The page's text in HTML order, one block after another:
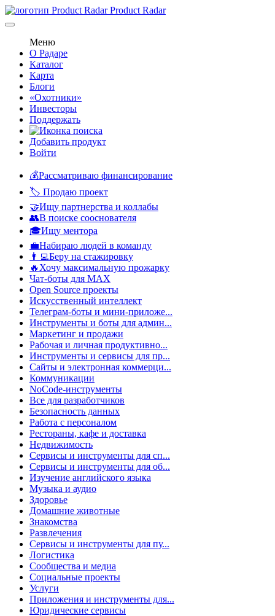
Product Radar
Меню
О Радаре
Каталог
Карта
Блоги
«Охотники»
Инвесторы
Поддержать
Добавить продукт
Войти
💰Рассматриваю финансирование
🏷️ Продаю проект
🤝Ищу партнерства и коллабы
👥В поиске сооснователя
🎓Ищу ментора
💼Набираю людей в команду
👨‍💻Беру на стажировку
🔥Хочу максимальную прожарку
Чат-боты для MAX
Open Source проекты
Искусственный интеллект
Телеграм-боты и мини-приложе...
Инструменты и боты для админ...
Маркетинг и продажи
Рабочая и личная продуктивно...
Инструменты и сервисы для пр...
Сайты и электронная коммерци...
Коммуникации
NoCode-инструменты
Все для разработчиков
Безопасность данных
Работа с персоналом
Рестораны, кафе и доставка
Недвижимость
Сервисы и инструменты для сп...
Сервисы и инструменты для об...
Изучение английского языка
Музыка и аудио
Здоровье
Домашние животные
Знакомства
Развлечения
Сервисы и инструменты для пу...
Логистика
Сообщества и медиа
Социальные проекты
Услуги
Приложения и инструменты для...
Юридические сервисы